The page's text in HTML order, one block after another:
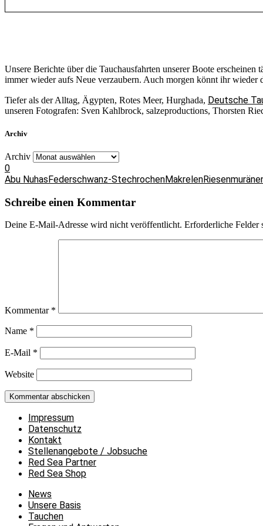
Unsere Berichte über die Tauchausfahrten unserer Boote
immer wieder aufs Neue verzaubern. Auch morgen könnt ihr wieder
Tiefer als der Alltag, Ägypten, Rotes Meer, Hurghada, Deutsche
unseren Fotografen: Sven Kahlbrock, salzeproductions, Thorsten
Archiv
Archiv
0
Abu NuhasFederschwanz-StechrochenMakrelen
Schreibe einen Kommentar
Deine E-Mail-Adresse wird nicht veröffentlicht. Erforderliche Felder
Kommentar *
Name *
E-Mail *
Website
Impressum
Datenschutz
Kontakt
Stellenangebote / Jobsuche
Red Sea Partner
Red Sea Shop
News
Unsere Basis
Tauchen